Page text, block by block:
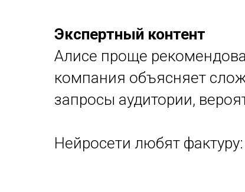
Экспертный контент
Алисе проще
компания объясняет
запросы аудитории,
Нейросети любят фактуру: